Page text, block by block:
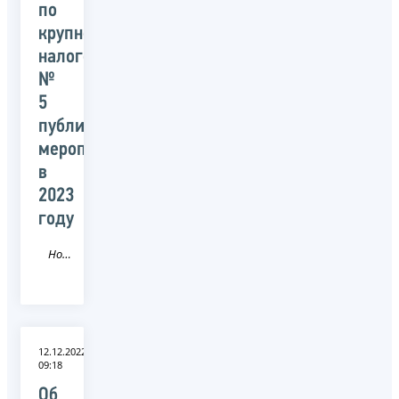
по
крупнейшим
налогоплательщикам
№
5
публичных
мероприятий
в
2023
году
Новость
12.12.2022
09:18